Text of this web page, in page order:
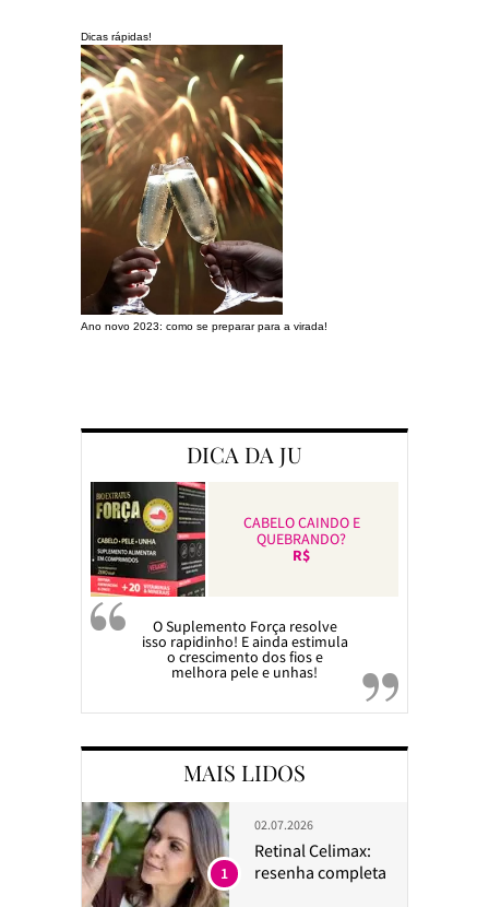
Dicas rápidas!
Ano novo 2023: como se preparar para a virada!
DICA DA JU
CABELO CAINDO E
QUEBRANDO?
R$
O Suplemento Força resolve
isso rapidinho! E ainda estimula
o crescimento dos fios e
melhora pele e unhas!
MAIS LIDOS
02.07.2026
Retinal Celimax:
resenha completa
1